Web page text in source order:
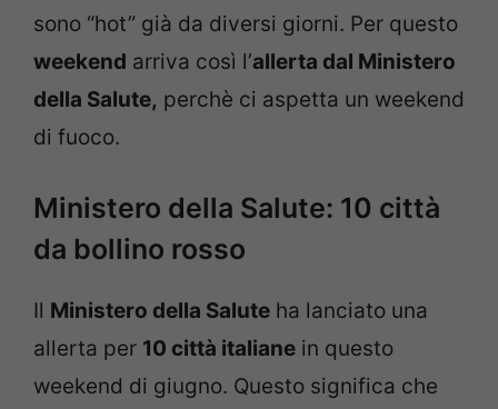
sono “hot” già da diversi giorni. Per questo
weekend arriva così l’allerta dal Ministero
della Salute, perchè ci aspetta un weekend
di fuoco.
Ministero della Salute: 10 città
da bollino rosso
Il Ministero della Salute ha lanciato una
allerta per 10 città italiane in questo
weekend di giugno. Questo significa che